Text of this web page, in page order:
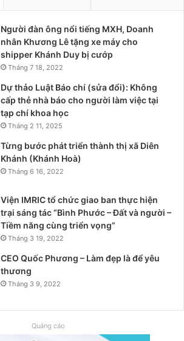
Người đàn ông nổi tiếng MXH, Doanh
nhân Khương Lê tặng xe máy cho
shipper Khánh Duy bị cướp
Tháng 7 18, 2022
Dự thảo Luật Báo chí (sửa đổi): Không
cấp thẻ nhà báo cho người làm việc tại
tạp chí khoa học
Tháng 2 11, 2025
Từng bước phát triển thành thị xã Diên
Khánh (Khánh Hoà)
Tháng 6 16, 2022
Viện IMRIC tổ chức giao ban thực hiện
trại sáng tác “Bình Phước – Đất và người –
Tiềm năng cùng triển vọng”
Tháng 3 19, 2022
CEO Quốc Phương – Làm đẹp là để yêu
thương
Tháng 3 9, 2022
Quảng cáo